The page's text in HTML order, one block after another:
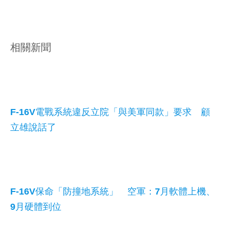
相關新聞
F-16V電戰系統違反立院「與美軍同款」要求 顧
立雄說話了
F-16V保命「防撞地系統」 空軍：7月軟體上機、
9月硬體到位